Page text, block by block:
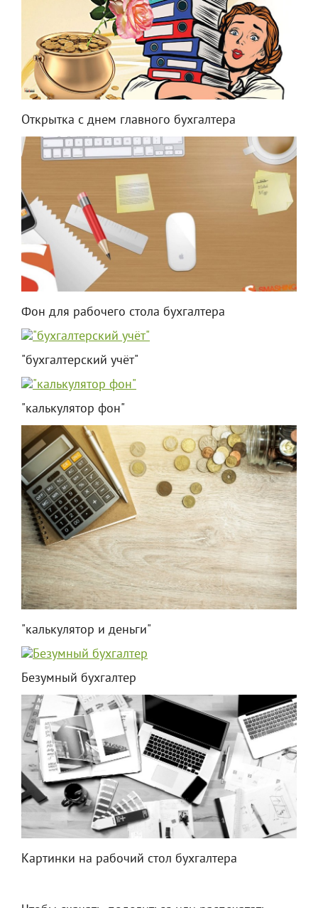
Открытка с днем главного бухгалтера
Фон для рабочего стола бухгалтера
"бухгалтерский учёт"
"калькулятор фон"
"калькулятор и деньги"
Безумный бухгалтер
Картинки на рабочий стол бухгалтера